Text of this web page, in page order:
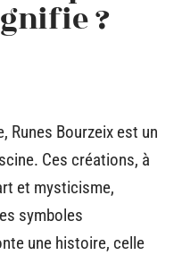
?
Runes Bourzeix est un
Ces créations, à
et mysticisme,
symboles
une histoire, celle